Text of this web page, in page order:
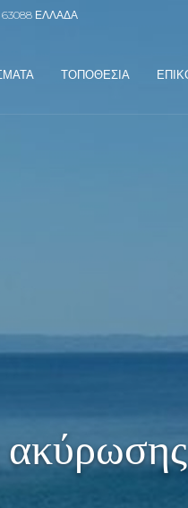
63088 ΕΛΛΑΔΑ
ΤΟΠΟΘΕΣΙΑ